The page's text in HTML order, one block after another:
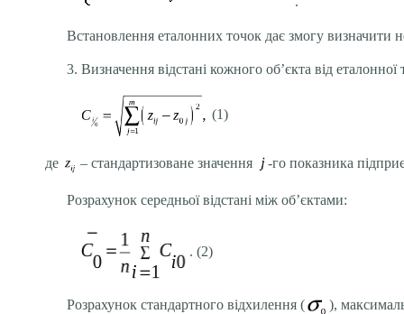
Встановлення еталонних точок дає змогу визначити
3. Визначення відстані кожного об’єкта від
(1)
де – стандартизоване значення -го показника
Розрахунок середньої відстані між об’єктами:
. (2)
Розрахунок стандартного відхилення ( ),